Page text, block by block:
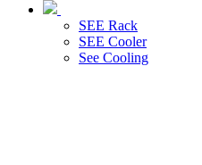
SEE Rack
SEE Cooler
See Cooling